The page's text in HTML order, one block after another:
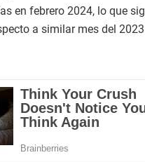
en febrero 2024, lo que
a similar mes del 2023